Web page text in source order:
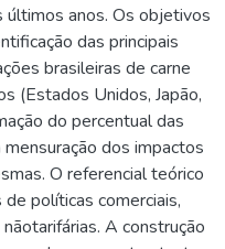
anos. Os objetivos
das principais
brasileiras de carne
(Estados Unidos, Japão,
do percentual das
dos impactos
O referencial teórico
políticas comerciais,
A construção